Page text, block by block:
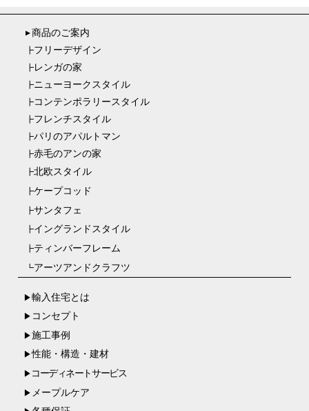
▼ 商品のご案内
┣フリーデザイン
┣レンガの家
┣ニューヨークスタイル
┣コンテンポラリースタイル
┣フレンチスタイル
┣パリのアパルトマン
┣赤毛のアンの家
┣北欧スタイル
┣ケープコッド
┣サンタフェ
┣イングランドスタイル
┣ティンバーフレーム
┗アーツアンドクラフツ
▶輸入住宅とは
▶ コンセプト
▶施工事例
▶性能・構造・建材
▶ コーディネートサービス
▶ メープルケア